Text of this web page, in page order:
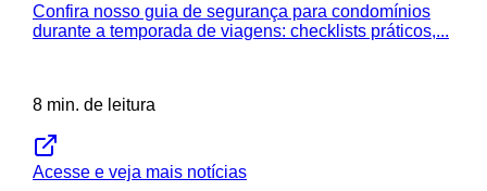
Confira nosso guia de segurança para condomínios
durante a temporada de viagens: checklists práticos,...
8 min. de leitura
Acesse e veja mais notícias